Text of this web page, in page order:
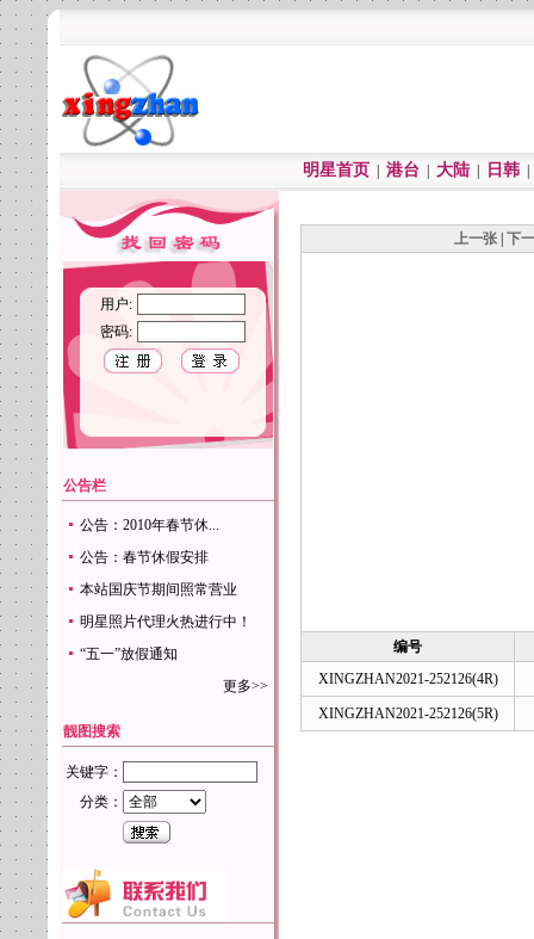
明星首页 港台 大陆 日韩
用户:
密码:
公告栏
公告：2010年春节休...
公告：春节休假安排
本站国庆节期间照常营业
明星照片代理火热进行中！
“五一”放假通知
更多>>
靓图搜索
关键字：
分类：
上一张 下
编号
XINGZHAN2021-252126(4R)
XINGZHAN2021-252126(5R)